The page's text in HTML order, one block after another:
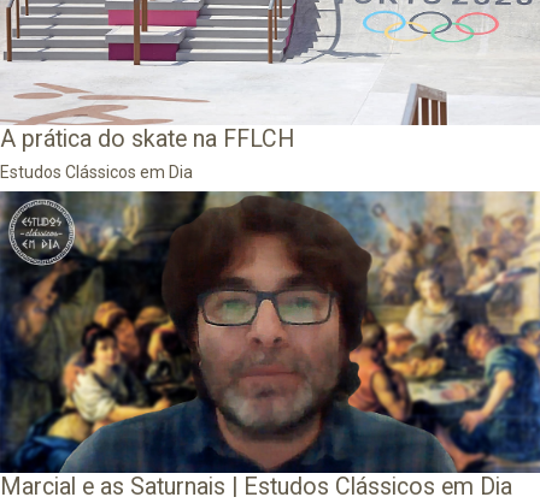
A prática do skate na FFLCH
Estudos Clássicos em Dia
Marcial e as Saturnais | Estudos Clássicos em Dia